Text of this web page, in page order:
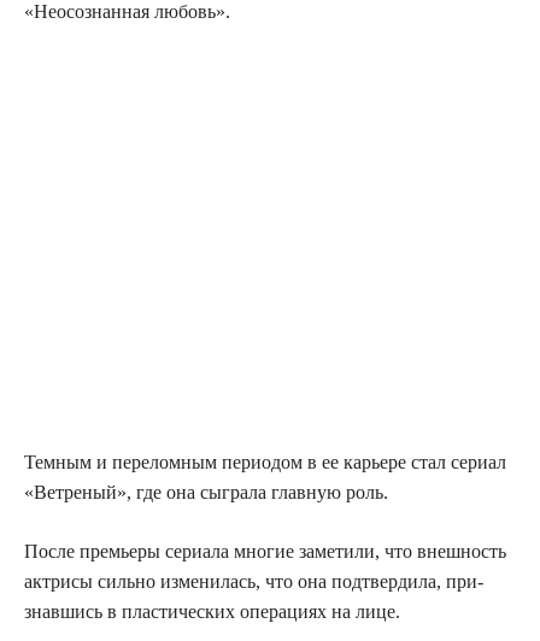
«Неосо­знан­ная любовь».
Тем­ным и пере­лом­ным пери­о­дом в ее карье­ре стал сери­ал
«Вет­ре­ный», где она сыг­ра­ла глав­ную роль.
После пре­мье­ры сери­а­ла мно­гие заме­ти­ли, что внеш­ность
актри­сы силь­но изме­ни­лась, что она под­твер­ди­ла, при­
знав­шись в пла­сти­че­ских опе­ра­ци­ях на лице.